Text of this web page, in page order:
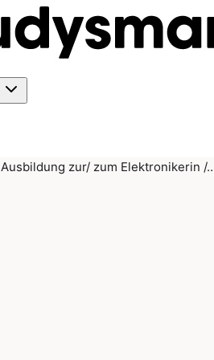
Ausbildung zur/ zum Elektronikerin /